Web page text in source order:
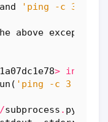
'ping -c 3
above exception
> in
( 'ping -c 3
/subprocess . py